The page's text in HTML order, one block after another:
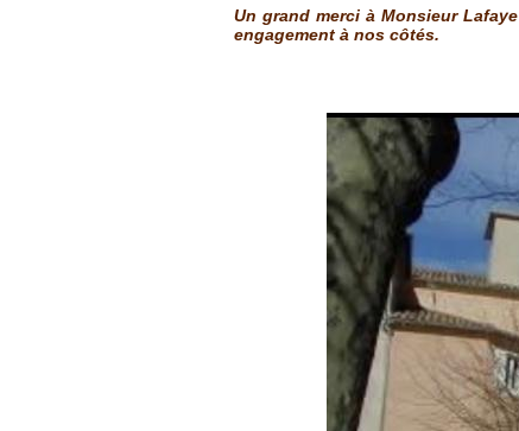
Un grand merci à Monsieur
engagement à nos côtés.